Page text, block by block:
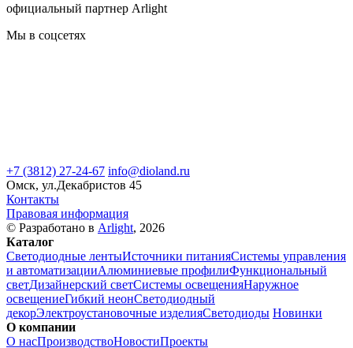
официальный партнер Arlight
Мы в соцсетях
+7 (3812) 27-24-67 info@dioland.ru
Омск, ул.Декабристов 45
Контакты
Правовая информация
© Разработано в Arlight, 2026
Каталог
Светодиодные лентыИсточники питанияСистемы управления
и автоматизацииАлюминиевые профилиФункциональный
светДизайнерский светСистемы освещенияНаружное
освещениеГибкий неонСветодиодный
декорЭлектроустановочные изделияСветодиоды Новинки
О компании
О насПроизводствоНовостиПроекты